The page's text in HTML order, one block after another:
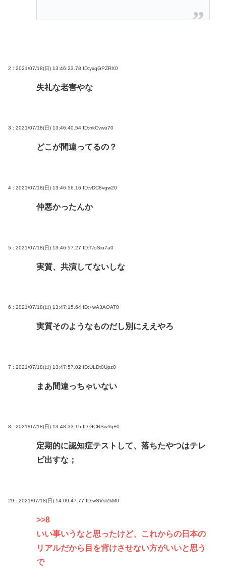
2 : 2021/07/18(日) 13:46:23.78 ID:yxqGPZRX0
失礼な老害やな
3 : 2021/07/18(日) 13:46:40.54 ID:rrkCvwu70
どこが間違ってるの？
4 : 2021/07/18(日) 13:46:56.16 ID:vDC8vgw20
仲悪かったんか
5 : 2021/07/18(日) 13:46:57.27 ID:T/oSiu7a0
実質、共演してないしな
6 : 2021/07/18(日) 13:47:15.64 ID:+wA3AOAT0
実質そのようなものだし別にええやろ
7 : 2021/07/18(日) 13:47:57.02 ID:ULDt0Upz0
まあ間違っちゃいない
8 : 2021/07/18(日) 13:48:33.15 ID:GCBSwYq+0
定期的に認知症テストして、落ちたやつはテレ
ビ出すな；
29 : 2021/07/18(日) 14:09:47.77 ID:wSVslZkM0
>>8
いい事いうなと思ったけど、これからの日本の
リアルだから目を背けさせない方がいいと思う
で